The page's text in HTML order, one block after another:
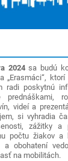
2024sa budú
„Erasmáci“,
radi poskytnú
prednáškami,
videí a
si vyhradia
zážitky a
počtu žiakov a
a obohatení
na mobilitách.